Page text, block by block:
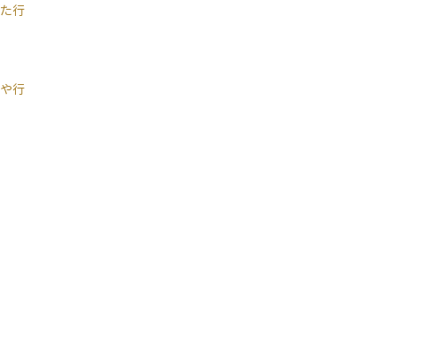
分や現金比率の引き上げなど、リスク管理が重要
た行
や行